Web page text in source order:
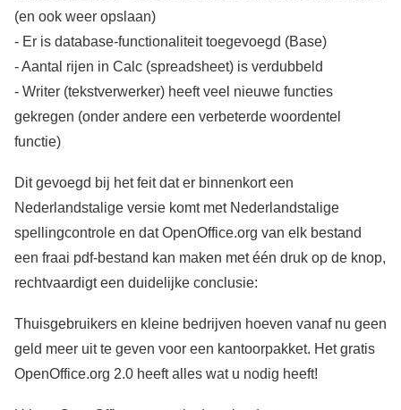
(en ook weer opslaan)
- Er is database-functionaliteit toegevoegd (Base)
- Aantal rijen in Calc (spreadsheet) is verdubbeld
- Writer (tekstverwerker) heeft veel nieuwe functies
gekregen (onder andere een verbeterde woordentel
functie)
Dit gevoegd bij het feit dat er binnenkort een
Nederlandstalige versie komt met Nederlandstalige
spellingcontrole en dat OpenOffice.org van elk bestand
een fraai pdf-bestand kan maken met één druk op de knop,
rechtvaardigt een duidelijke conclusie:
Thuisgebruikers en kleine bedrijven hoeven vanaf nu geen
geld meer uit te geven voor een kantoorpakket. Het gratis
OpenOffice.org 2.0 heeft alles wat u nodig heeft!